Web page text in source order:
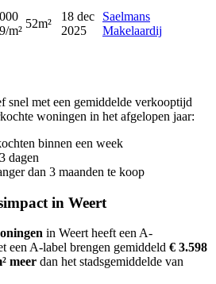
m²
52m²
18 dec
2025
Saelmans
Makelaardij
snel met een gemiddelde verkooptijd
woningen in het afgelopen jaar:
binnen een week
dagen
dan 3 maanden te koop
in Weert
in Weert heeft een A-
een A-label brengen gemiddeld € 3.598
meer dan het stadsgemiddelde van